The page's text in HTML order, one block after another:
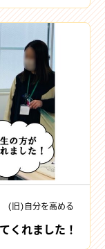
(旧)自分を高める
くれました！